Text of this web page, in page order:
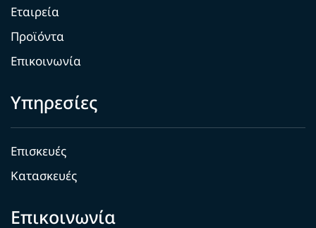
Εταιρεία
Προϊόντα
Επικοινωνία
Υπηρεσίες
Επισκευές
Κατασκευές
Επικοινωνία